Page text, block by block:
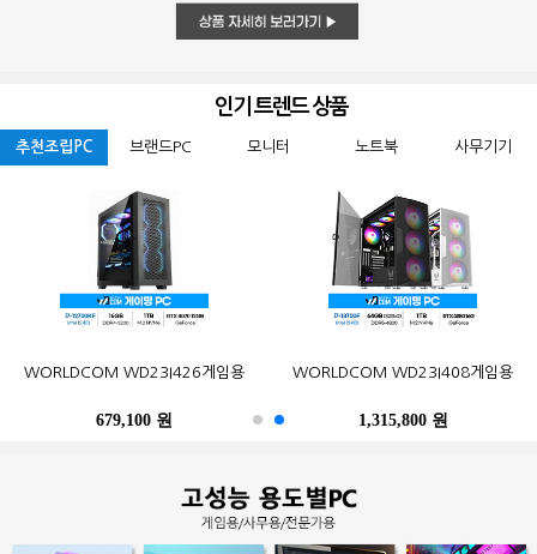
인기 트렌드 상품
추천조립PC 브랜드PC 모니터 노트북 사무기기
WORLDCOM WD23I426게임용
679,100 원
WORLDCOM WD23I408게임용
1,315,800 원
N100 Win10Pro (4GB, M.2
402,900 원
N10C6L2M Fanless Wi-Fi 6E Win11
486,200 원
MSI G27CQ4 E2 게이밍 170
WQHD HDR 무결점
249,000 원
한성컴퓨터 TFG32Q07P IPS QHD
리얼 75
247,500 원
포유디지탈 iMUZ 컨버터 탭 14 PRO
(스탠드 포함, SSD 256GB)
490,500 원
삼성전자 2017 노트북9 Always
NT900X3N-K517S (기본)
39,300 원
삼성전자 SL-C513W (기본토너)
259,000 원
Epson 정품 무한 L6290 (무한잉크)
396,000 원